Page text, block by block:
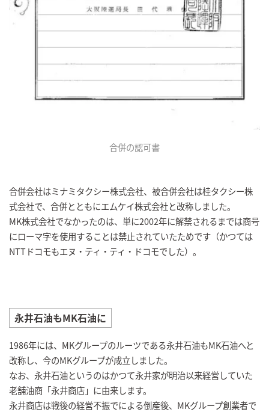
合併の認可書
合併会社はミナミタクシー株式会社、被合併会社は桂タクシー株
式会社で、合併とともにエムケイ株式会社と改称しました。
MK株式会社でなかったのは、単に2002年に解禁されるまでは商号
にローマ字を使用することは禁止されていたためです（かつては
NTTドコモもエヌ・ティ・ティ・ドコモでした）。
永井石油もMK石油に
1986年には、MKグループのルーツである永井石油もMK石油へと
改称し、今のMKグループが成立しました。
なお、永井石油というのはかつて永井家が明治以来経営していた
老舗油商「永井商店」に由来します。
永井商店は戦後の経営不振でによる倒産後、MKグループ創業者で